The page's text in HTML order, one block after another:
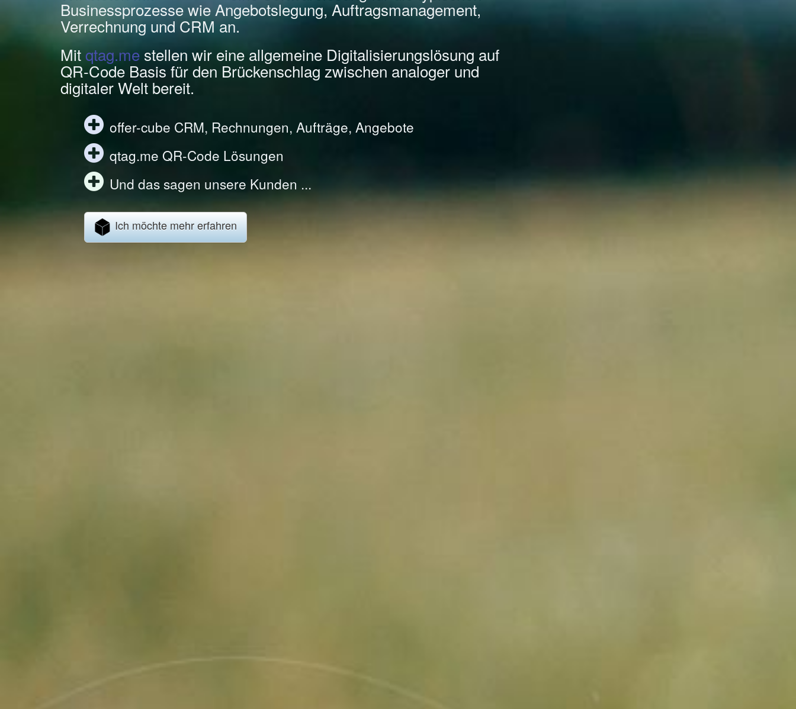
Businessprozesse wie Angebotslegung, Auftragsmanagement,
Verrechnung und CRM an.
Mitqtag.me stellen wir eine allgemeine Digitalisierungslösung auf
QR-Code Basis für den Brückenschlag zwischen analoger und
digitaler Welt bereit.
offer-cube CRM, Rechnungen, Aufträge, Angebote
qtag.me QR-Code Lösungen
Und das sagen unsere Kunden ...
Ich möchte mehr erfahren